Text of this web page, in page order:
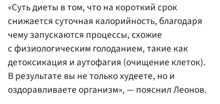
«Суть диеты в том, что на короткий срок
снижается суточная калорийность, благодаря
чему запускаются процессы, схожие
с физиологическим голоданием, такие как
детоксикация и аутофагия (очищение клеток).
В результате вы не только худеете, но и
оздоравливаете организм», — пояснил Леонов.